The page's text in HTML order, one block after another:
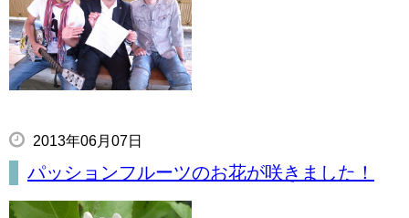
2013年06月07日
パッションフルーツのお花が咲きました！